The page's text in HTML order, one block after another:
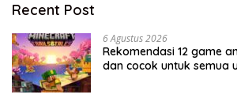
Recent Post
6 Agustus 2026
Rekomendasi 12 game
dan cocok untuk semua